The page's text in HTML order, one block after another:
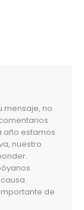
mensaje, no
año estamos
nuestro
de